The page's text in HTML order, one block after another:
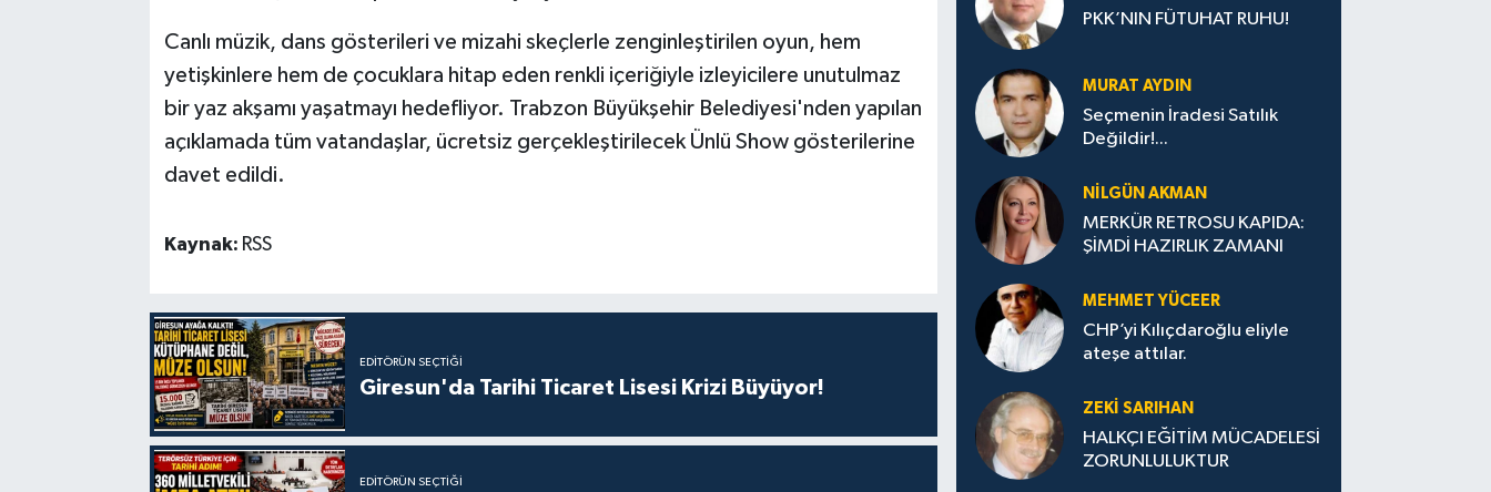
Canlı müzik, dans gösterileri ve mizahi skeçlerle zenginleştirilen oyun, hem
yetişkinlere hem de çocuklara hitap eden renkli içeriğiyle izleyicilere unutulmaz
bir yaz akşamı yaşatmayı hedefliyor. Trabzon Büyükşehir Belediyesi'nden yapılan
açıklamada tüm vatandaşlar, ücretsiz gerçekleştirilecek Ünlü Show gösterilerine
davet edildi.
Kaynak: RSS
EDITÖRÜN SEÇTIĞI
Giresun'da Tarihi Ticaret Lisesi Krizi Büyüyor!
EDITÖRÜN SEÇTIĞI
PKK’NIN FÜTUHAT RUHU!
MURAT AYDIN
Seçmenin İradesi Satılık
Değildir!...
NILGÜN AKMAN
MERKÜR RETROSU KAPIDA:
ŞİMDİ HAZIRLIK ZAMANI
MEHMET YÜCEER
CHP’yi Kılıçdaroğlu eliyle
ateşe attılar.
ZEKI SARIHAN
HALKÇI EĞİTİM MÜCADELESİ
ZORUNLULUKTUR